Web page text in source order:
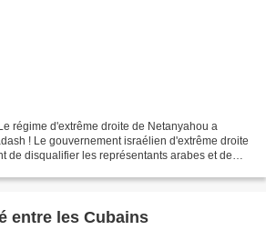
régime d'extrême droite de Netanyahou a
! Le gouvernement israélien d'extrême droite
de disqualifier les représentants arabes et de
entre les Cubains